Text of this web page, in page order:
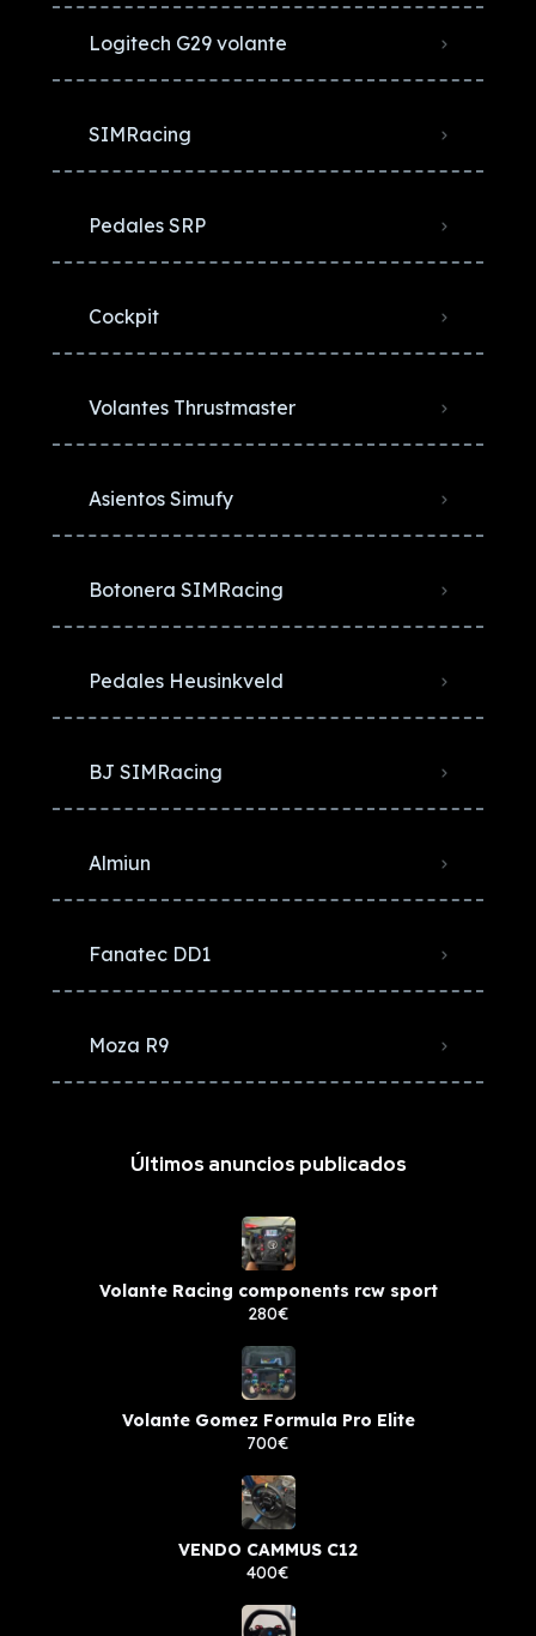
Logitech G29 volante
SIMRacing
Pedales SRP
Cockpit
Volantes Thrustmaster
Asientos Simufy
Botonera SIMRacing
Pedales Heusinkveld
BJ SIMRacing
Almiun
Fanatec DD1
Moza R9
Últimos anuncios publicados
Volante Racing components rcw sport
280€
Volante Gomez Formula Pro Elite
700€
VENDO CAMMUS C12
400€